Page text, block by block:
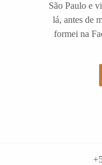
São Paulo e
lá, antes de
formei na